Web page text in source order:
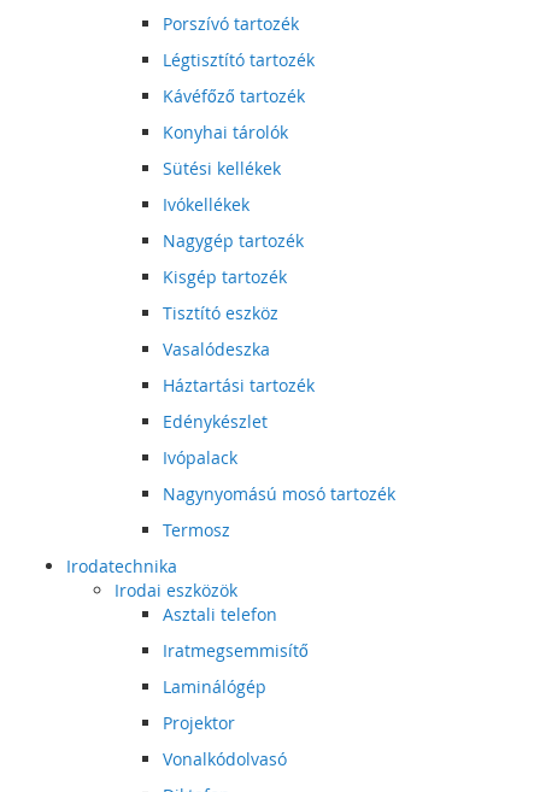
Porszívó tartozék
Légtisztító tartozék
Kávéfőző tartozék
Konyhai tárolók
Sütési kellékek
Ivókellékek
Nagygép tartozék
Kisgép tartozék
Tisztító eszköz
Vasalódeszka
Háztartási tartozék
Edénykészlet
Ivópalack
Nagynyomású mosó tartozék
Termosz
Irodatechnika
Irodai eszközök
Asztali telefon
Iratmegsemmisítő
Laminálógép
Projektor
Vonalkódolvasó